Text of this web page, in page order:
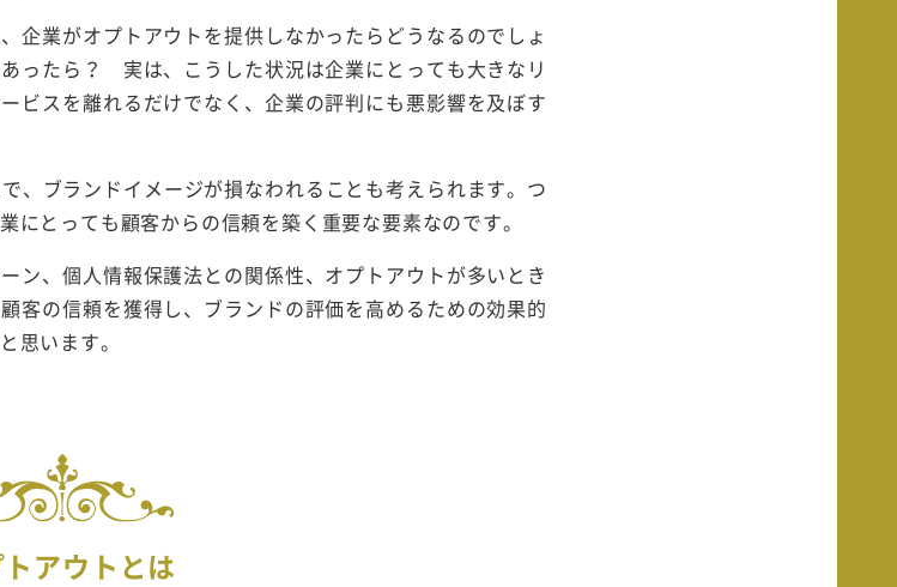
企業がオプトアウトを提供しなかったらどうなるのでしょ
ったら？ 実は、こうした状況は企業にとっても大きなリ
ビスを離れるだけでなく、企業の評判にも悪影響を及ぼす
、ブランドイメージが損なわれることも考えられます。つ
にとっても顧客からの信頼を築く重要な要素なのです。
ン、個人情報保護法との関係性、オプトアウトが多いとき
客の信頼を獲得し、ブランドの評価を高めるための効果的
思います。
アウトとは